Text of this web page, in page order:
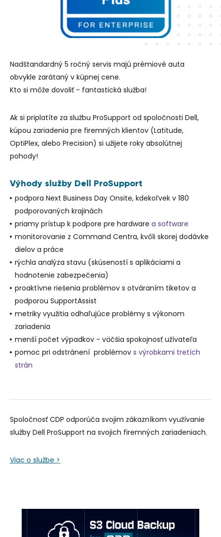
Nadštandardný 5 ročný servis majú prémiové auta
obvykle zarátaný v kúpnej cene.
Kto si môže dovoliť - fantastická služba!
Ak si priplatíte za službu ProSupport od spoločnosti Dell,
kúpou zariadenia pre firemných klientov (Latitude,
OptiPlex, alebo Precision) si užijete roky absolútnej
pohody!
Výhody služby Dell ProSupport
podpora Next Business Day Onsite, kdekoľvek v 180
podporovaných krajinách
priamy prístup k podpore pre hardware a software
monitorovanie z Command Centra, kvôli skorej dodávke
dielov a práce
rýchla analýza stavu (skúseností s aplikáciami a
hodnotenie zabezpečenia)
proaktívne riešenia problémov s otváraním tiketov a
podporou SupportAssist
metriky využitia odhaľujúce problémy s výkonom
zariadenia
menší počet výpadkov - väčšia spokojnosť užívateľa
pomoc pri odstránení problémov s výrobkami tretích
strán
Spoločnosť CDP odporúča svojim zákazníkom využívanie
služby Dell ProSupport na svojich firemných zariadeniach.
Viac o službe >